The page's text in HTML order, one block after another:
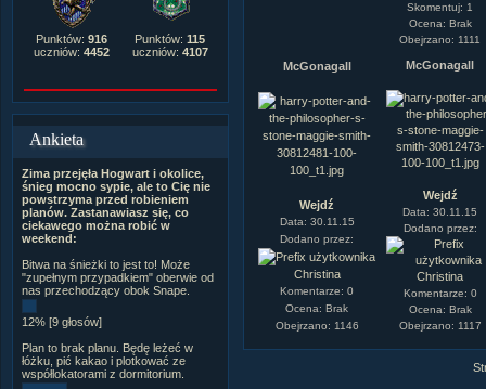
Punktów: 916
uczniów: 4452
Punktów: 115
uczniów: 4107
Ankieta
Zima przejęła Hogwart i okolice,
śnieg mocno sypie, ale to Cię nie
powstrzyma przed robieniem
planów. Zastanawiasz się, co
ciekawego można robić w
weekend:
Bitwa na śnieżki to jest to! Może
"zupełnym przypadkiem" oberwie od
nas przechodzący obok Snape.
12% [9 głosów]
Plan to brak planu. Będę leżeć w
łóżku, pić kakao i plotkować ze
współlokatorami z dormitorium.
Skomentuj: 1
Ocena: Brak
Obejrzano: 1111
McGonagall
Wejdź
Data: 30.11.15
Dodano przez:
Christina
Komentarze: 0
Ocena: Brak
Obejrzano: 1146
McGonagall
Wejdź
Data: 30.11.15
Dodano przez:
Christina
Komentarze: 0
Ocena: Brak
Obejrzano: 1117